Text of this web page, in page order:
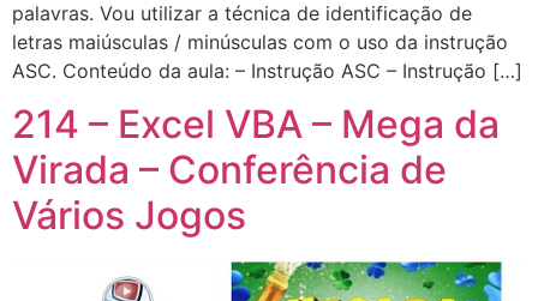
palavras. Vou utilizar a técnica de identificação de
letras maiúsculas / minúsculas com o uso da instrução
ASC. Conteúdo da aula: – Instrução ASC – Instrução […]
214 – Excel VBA – Mega da
Virada – Conferência de
Vários Jogos